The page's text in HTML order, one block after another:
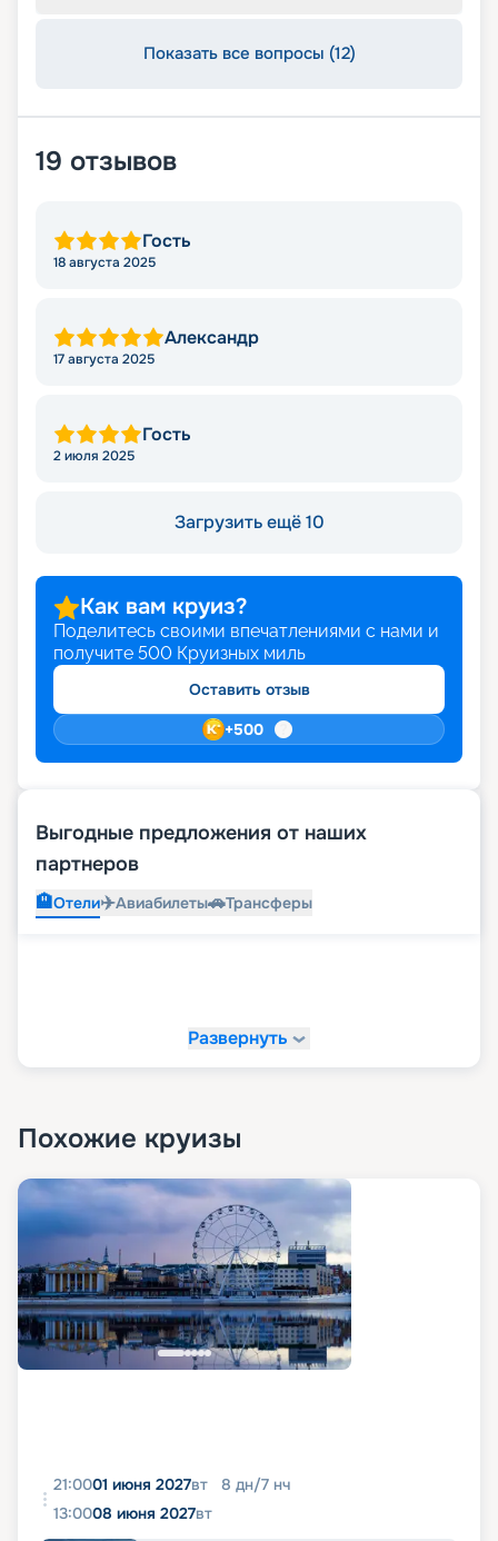
Показать все вопросы (12)
19 отзывов
Гость
18 августа 2025
Александр
17 августа 2025
Гость
2 июля 2025
Загрузить ещё 10
Как вам круиз?
Поделитесь своими впечатлениями с нами и
получите 500 Круизных миль
Оставить отзыв
+500
Выгодные предложения от наших
партнеров
🏨Отели✈️Авиабилеты🚗Трансферы
Развернуть
Похожие круизы
21:0001 июня 2027вт 8 дн/7 нч
13:0008 июня 2027вт